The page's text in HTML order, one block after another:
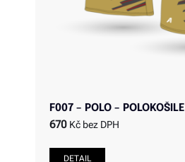
F007 – POLO – POLOKOŠILE
670 Kč bez DPH